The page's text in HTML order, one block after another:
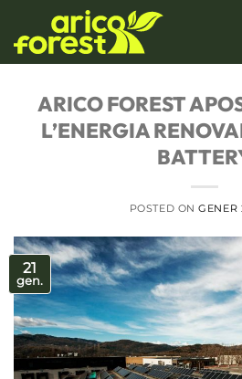
content
ARICO FOREST
L’ENERGIA
POSTED ONGENER
21
gen.